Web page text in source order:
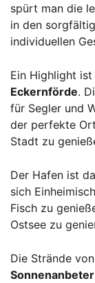
spürt man die
in den
individuellen
Ein Highlight
Eckernförde.
für Segler und
der perfekte
Stadt zu
Der Hafen ist
sich
Fisch zu
Ostsee zu
Die Strände